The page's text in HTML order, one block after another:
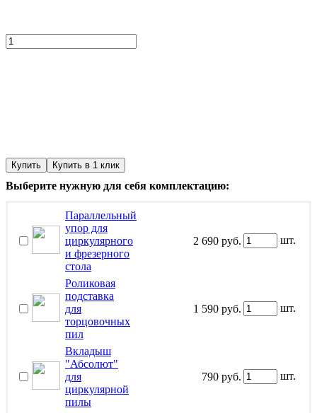
Купить Купить в 1 клик
Выберите нужную для себя комплектацию:
Параллельный
упор для
циркулярного
и фрезерного
стола
2 690 руб. шт.
Роликовая
подставка
для
торцовочных
пил
1 590 руб. шт.
Вкладыш
"Абсолют"
для
циркулярной
пилы
790 руб. шт.